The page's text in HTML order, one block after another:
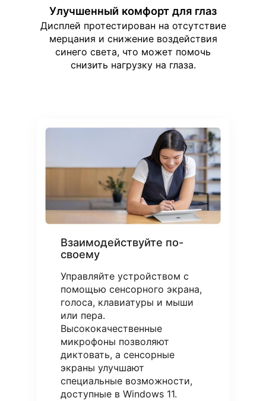
Улучшенный комфорт для глаз
Дисплей протестирован на отсутствие
мерцания и снижение воздействия
синего света, что может помочь
снизить нагрузку на глаза.
Взаимодействуйте по-
своему
Управляйте устройством с
помощью сенсорного экрана,
голоса, клавиатуры и мыши
или пера.
Высококачественные
микрофоны позволяют
диктовать, а сенсорные
экраны улучшают
специальные возможности,
доступные в Windows 11.